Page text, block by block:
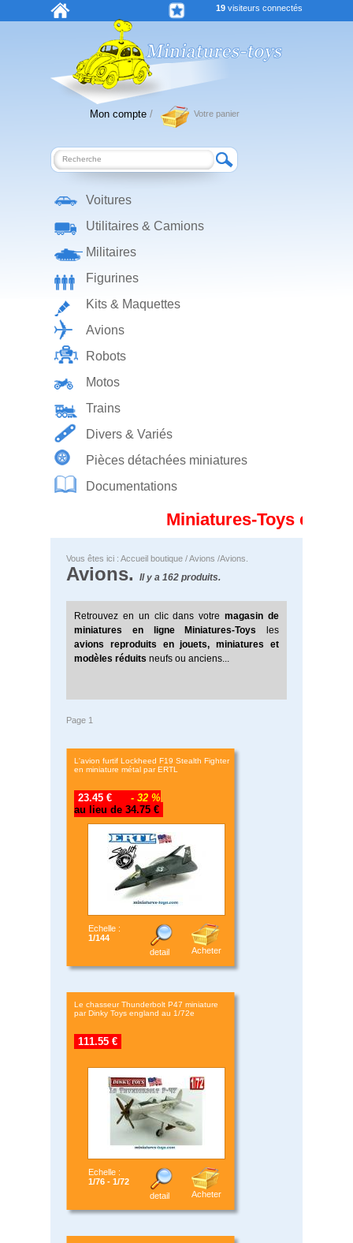
19 visiteurs connectés
Mon compte / Votre panier
Voitures
Utilitaires & Camions
Militaires
Figurines
Kits & Maquettes
Avions
Robots
Motos
Trains
Divers & Variés
Pièces détachées miniatures
Documentations
Miniatures-Toys est
Vous êtes ici : Accueil boutique /Avions /Avions.
Avions. Il y a 162 produits.
Retrouvez en un clicdans votremagasin de
miniatures en ligne
Miniatures-Toys les
avions reproduits en jouets, miniatures et
modèles réduits neufs ou anciens...
Page 1
L'avion furtif Lockheed F19 Stealth Fighter
en miniature métal par ERTL
23.45 €
- 32 %
au lieu de 34.75 €
Echelle :
1/144
detail
Acheter
Le chasseur Thunderbolt P47 miniature
par Dinky Toys england au 1/72e
111.55 €
Echelle :
1/76 - 1/72
detail
Acheter